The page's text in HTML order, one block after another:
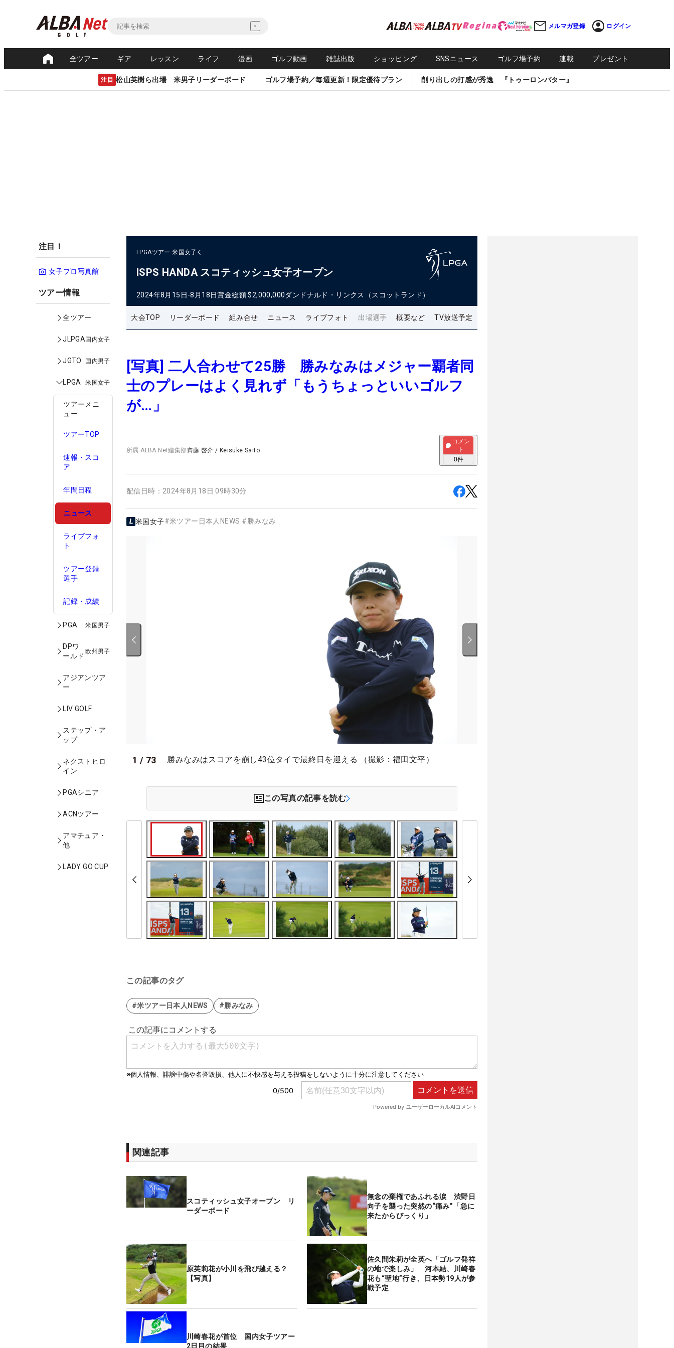
メルマガ登録 ログイン
全ツアー ギア レッスン ライフ 漫画 ゴルフ動画 雑誌出版 ショッピング SNSニュース ゴルフ場予約 連載 プレゼント
注目 松山英樹ら出場 米男子リーダーボード ゴルフ場予約／毎週更新！限定優待プラン 削り出しの打感が秀逸 『トゥーロンパター』
注目！
女子プロ写真館
ツアー情報
全ツアー
JLPGA国内女子
JGTO 国内男子
LPGA 米国女子
ツアーメニ
ュー
ツアーTOP
速報・スコ
ア
年間日程
ニュース
ライブフォ
ト
ツアー登録
選手
記録・成績
PGA 米国男子
DPワ
ールド
欧州男子
アジアンツア
ー
LIV GOLF
ステップ・ア
ップ
ネクストヒロ
イン
PGAシニア
ACNツアー
アマチュア・
他
LADY GO CUP
LPGAツアー 米国女子
ISPS HANDA スコティッシュ女子オープン
2024年8月15日-8月18日賞金総額 $2,000,000ダンドナルド・リンクス（スコットランド）
大会TOP リーダーボード 組み合せ ニュース ライブフォト 出場選手 概要など TV放送予定
[写真] 二人合わせて25勝 勝みなみはメジャー覇者同
士のプレーはよく見れず「もうちょっといいゴルフ
が…」
所属ALBA Net編集部齊藤 啓介 / Keisuke Saito
コメン
ト
0件
配信日時： 2024年8月18日 09時30分
米国女子#米ツアー日本人NEWS # 勝みなみ
1 / 73 勝みなみはスコアを崩し43位タイで最終日を迎える （撮影：福田文平）
この写真の記事を読む
この記事のタグ
#米ツアー日本人NEWS #勝みなみ
関連記事
スコティッシュ女子オープン リ
ーダーボード
無念の棄権であふれる涙 渋野日
向子を襲った突然の“痛み”「急に
来たからびっくり」
原英莉花が小川を飛び越える？
【写真】
佐久間朱莉が全英へ「ゴルフ発祥
の地で楽しみ」 河本結、川崎春
花も“聖地”行き、日本勢19人が参
戦予定
川崎春花が首位 国内女子ツアー
2日目の結果